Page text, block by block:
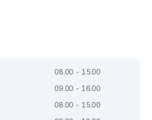
08.00 - 15.00
09.00 - 16.00
08.00 - 15.00